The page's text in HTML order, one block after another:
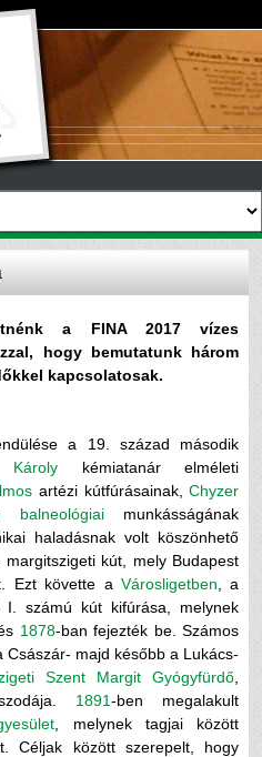
a FINA 2017 vízes
hogy bemutatunk három
kapcsolatosak.
a 19. század második
kémiatanár elméleti
artézi kútfúrásainak,Chyzer
balneológiaimunkásságának
haladásnak volt köszönhető
kút, mely Budapest
Ezt követte aVárosligetben , a
I. számú kút kifúrása, melynek
1878-ban fejezték be. Számos
majd később a Lukács-
Szent Margit Gyógyfürdő
1891-ben megalakult
, melynek tagjai között
Céljak között szerepelt, hogy